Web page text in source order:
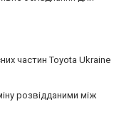
частин Toyota Ukraine
розвідданими між